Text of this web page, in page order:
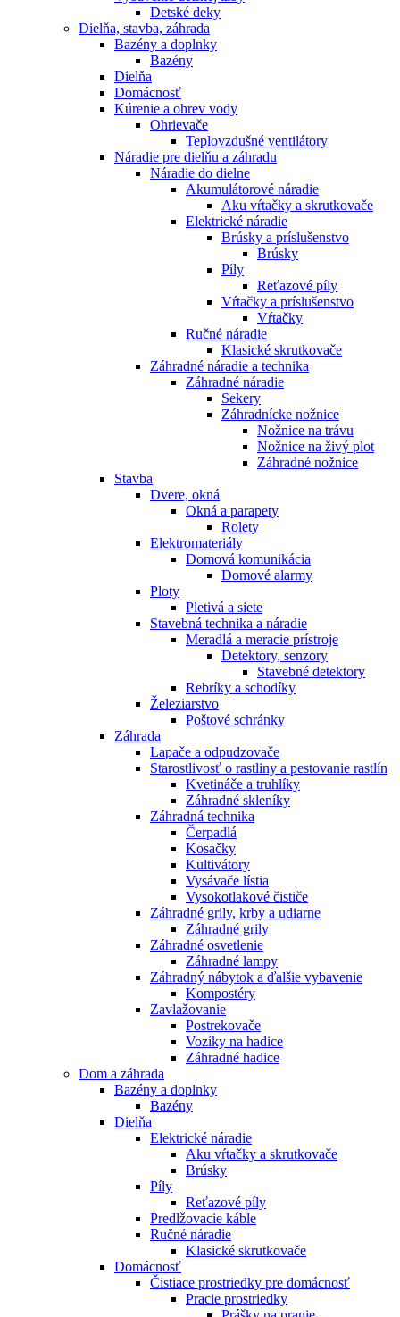
Detské deky
Dielňa, stavba, záhrada
Bazény a doplnky
Bazény
Dielňa
Domácnosť
Kúrenie a ohrev vody
Ohrievače
Teplovzdušné ventilátory
Náradie pre dielňu a záhradu
Náradie do dielne
Akumulátorové náradie
Aku vŕtačky a skrutkovače
Elektrické náradie
Brúsky a príslušenstvo
Brúsky
Píly
Reťazové píly
Vŕtačky a príslušenstvo
Vŕtačky
Ručné náradie
Klasické skrutkovače
Záhradné náradie a technika
Záhradné náradie
Sekery
Záhradnícke nožnice
Nožnice na trávu
Nožnice na živý plot
Záhradné nožnice
Stavba
Dvere, okná
Okná a parapety
Rolety
Elektromateriály
Domová komunikácia
Domové alarmy
Ploty
Pletivá a siete
Stavebná technika a náradie
Meradlá a meracie prístroje
Detektory, senzory
Stavebné detektory
Rebríky a schodíky
Železiarstvo
Poštové schránky
Záhrada
Lapače a odpudzovače
Starostlivosť o rastliny a pestovanie rastlín
Kvetináče a truhlíky
Záhradné skleníky
Záhradná technika
Čerpadlá
Kosačky
Kultivátory
Vysávače lístia
Vysokotlakové čističe
Záhradné grily, krby a udiarne
Záhradné grily
Záhradné osvetlenie
Záhradné lampy
Záhradný nábytok a ďalšie vybavenie
Kompostéry
Zavlažovanie
Postrekovače
Vozíky na hadice
Záhradné hadice
Dom a záhrada
Bazény a doplnky
Bazény
Dielňa
Elektrické náradie
Aku vŕtačky a skrutkovače
Brúsky
Píly
Reťazové píly
Predlžovacie káble
Ručné náradie
Klasické skrutkovače
Domácnosť
Čistiace prostriedky pre domácnosť
Pracie prostriedky